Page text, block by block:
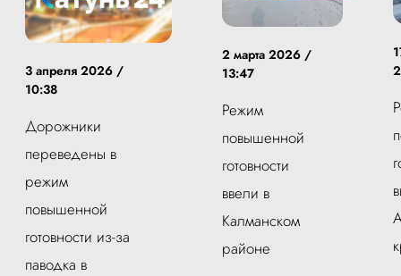
3 апреля 2026 /
10:38
Дорожники
переведены в
режим
повышенной
готовности из-за
паводка в
2 марта 2026 /
13:47
Режим
повышенной
готовности
ввели в
Калманском
районе